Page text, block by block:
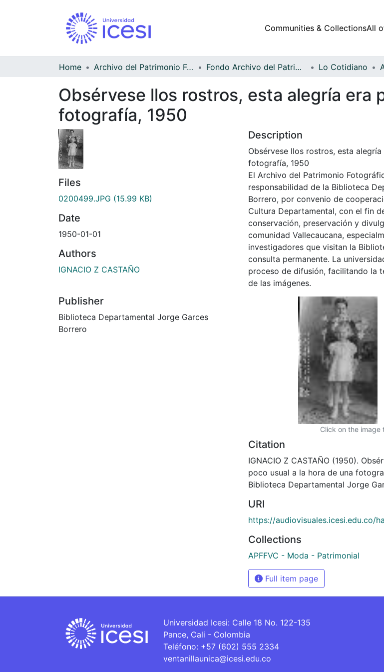
Communities & CollectionsAll
Home Archivo del Patrimonio Fotográfico y Fílmico del Valle del Cauca Fondo Archivo del Patrimonio Fotográfico y Fílmico del Valle del Cauca Lo Cotidiano
Obsérvese llos rostros, esta alegría era
fotografía, 1950
Files
0200499.JPG (15.99 KB)
Date
1950-01-01
Authors
IGNACIO Z CASTAÑO
Publisher
Biblioteca Departamental Jorge Garces
Borrero
Description
Obsérvese llos rostros, esta
fotografía, 1950
El Archivo del Patrimonio
responsabilidad de la Biblioteca
Borrero, por convenio de
Cultura Departamental, con el fin
conservación, preservación y
comunidad Vallecaucana,
investigadores que visitan la
consulta permanente. La
proceso de difusión, facilitando la
de las imágenes.
Click on the image
Citation
IGNACIO Z CASTAÑO (1950).
poco usual a la hora de una
Biblioteca Departamental Jorge
URI
https://audiovisuales.icesi.edu.co/
Collections
APFFVC - Moda - Patrimonial
Full item page
Universidad Icesi: Calle 18 No. 122-135
Pance, Cali - Colombia
Teléfono: +57 (602) 555 2334
ventanillaunica@icesi.edu.co